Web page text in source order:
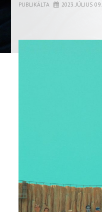
PUBLIKÁLTA 2023. JÚLIUS 09.